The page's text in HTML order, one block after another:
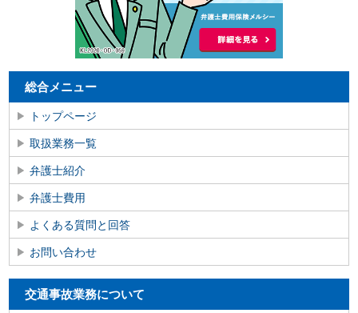
総合メニュー
トップページ
取扱業務一覧
弁護士紹介
弁護士費用
よくある質問と回答
お問い合わせ
交通事故業務について